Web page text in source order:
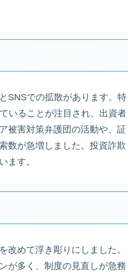
SNSでの拡散があります。特
いることが注目され、出資者
被害対策弁護団の活動や、証
数が急増しました。投資詐欺
ます。
改めて浮き彫りにしました。
が多く、制度の見直しが急務